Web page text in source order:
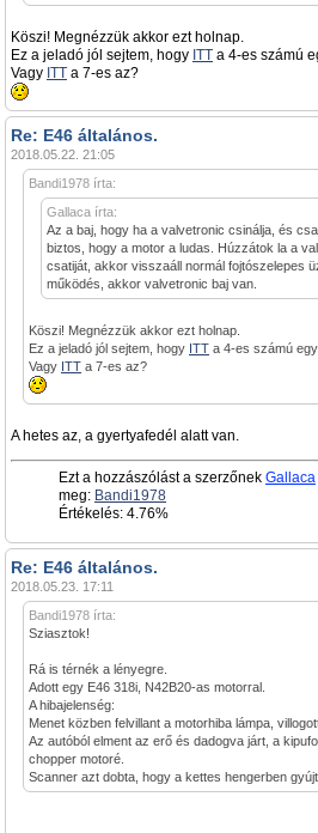
Köszi! Megnézzük akkor ezt holnap.
Ez a jeladó jól sejtem, hogy ITT a 4-es számú
Vagy ITT a 7-es az?
Re: E46 általános.
2018.05.22. 21:05
Bandi1978 írta:
Gallaca írta:
Az a baj, hogy ha a valvetronic csinálja, és
biztos, hogy a motor a ludas. Húzzátok la a
csatiját, akkor visszaáll normál fojtószelepes
működés, akkor valvetronic baj van.
Köszi! Megnézzük akkor ezt holnap.
Ez a jeladó jól sejtem, hogy ITT a 4-es számú
Vagy ITT a 7-es az?
A hetes az, a gyertyafedél alatt van.
Ezt a hozzászólást a szerzőnek Gallaca
meg: Bandi1978
Értékelés: 4.76%
Re: E46 általános.
2018.05.23. 17:11
Bandi1978 írta:
Sziasztok!
Rá is térnék a lényegre.
Adott egy E46 318i, N42B20-as motorral.
A hibajelenség:
Menet közben felvillant a motorhiba lámpa,
Az autóból elment az erő és dadogva járt, a
chopper motoré.
Scanner azt dobta, hogy a kettes hengerben